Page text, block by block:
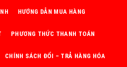
HƯỚNG DẪN MUA HÀNG
PHƯƠNG THỨC THANH TOÁN
CHÍNH SÁCH ĐỔI – TRẢ HÀNG HÓA